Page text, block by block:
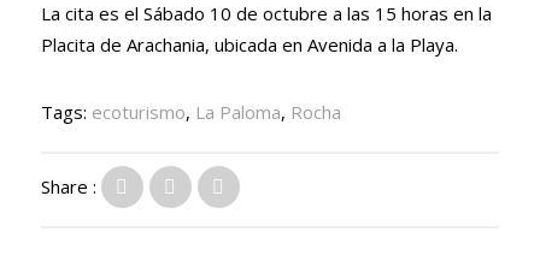
La cita es el Sábado 10 de octubre a las 15 horas en la
Placita de Arachania, ubicada en Avenida a la Playa.
Tags: ecoturismo, La Paloma, Rocha
Share :